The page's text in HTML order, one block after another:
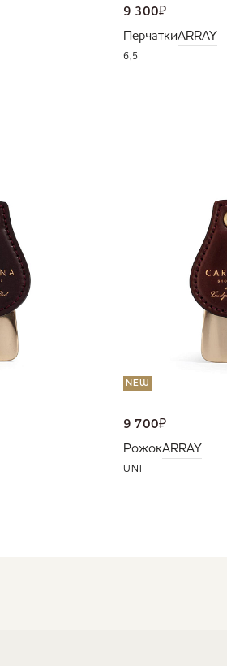
9 300₽
ПерчаткиARRAY
6,5
NEW
9 700₽
РожокARRAY
UNI